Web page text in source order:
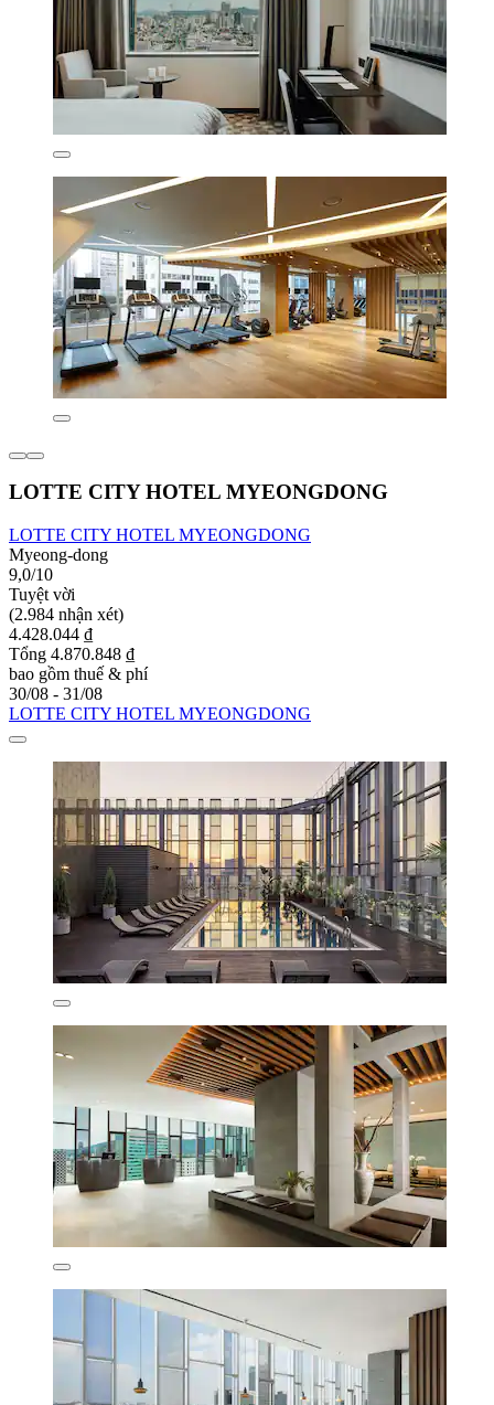
LOTTE CITY HOTEL MYEONGDONG
LOTTE CITY HOTEL MYEONGDONG
Myeong-dong
9,0/10
Tuyệt vời
(2.984 nhận xét)
4.428.044 ₫
Tổng 4.870.848 ₫
bao gồm thuế & phí
30/08 - 31/08
LOTTE CITY HOTEL MYEONGDONG